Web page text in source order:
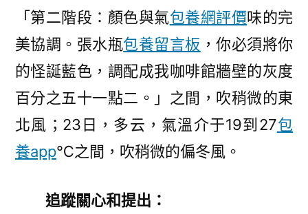
「第二階段：顏色與氣包養網評價味的完
美協調。張水瓶包養留言板 ，你必須將你
的怪誕藍色，調配成我咖啡館牆壁的灰度
百分之五十一點二。」之間，吹稍微的東
北風；23日，多云，氣溫介于19到27包
養app℃之間，吹稍微的偏冬風。
追蹤關心和提出：